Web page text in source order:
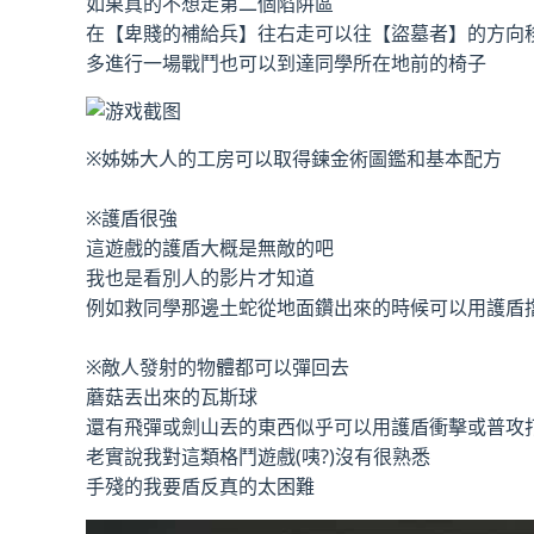
在【卑賤的補給兵】往右走可以往【盜墓者】的方向
多進行一場戰鬥也可以到達同學所在地前的椅子
※姊姊大人的工房可以取得鍊金術圖鑑和基本配方
※護盾很強
這遊戲的護盾大概是無敵的吧
我也是看別人的影片才知道
例如救同學那邊土蛇從地面鑽出來的時候可以用護盾
※敵人發射的物體都可以彈回去
蘑菇丟出來的瓦斯球
還有飛彈或劍山丟的東西似乎可以用護盾衝擊或普攻
老實說我對這類格鬥遊戲(咦?)沒有很熟悉
手殘的我要盾反真的太困難